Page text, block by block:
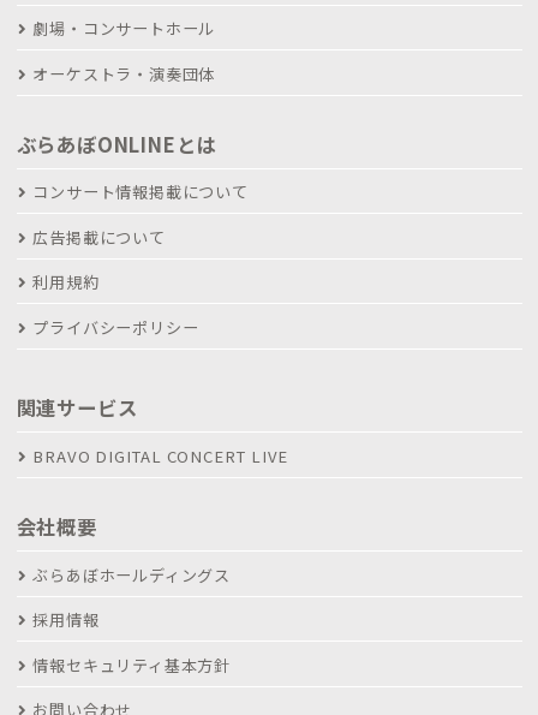
劇場・コンサートホール
オーケストラ・演奏団体
ぶらあぼONLINEとは
コンサート情報掲載について
広告掲載について
利用規約
プライバシーポリシー
関連サービス
BRAVO DIGITAL CONCERT LIVE
会社概要
ぶらあぼホールディングス
採用情報
情報セキュリティ基本方針
お問い合わせ